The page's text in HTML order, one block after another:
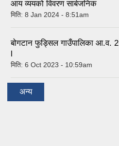
आय व्ययको विवरण सार्बजनिक
मिति: 8 Jan 2024 - 8:51am
बोगटान फुड्सिल गाउँपालिका आ.व.
l
मिति: 6 Oct 2023 - 10:59am
अन्य